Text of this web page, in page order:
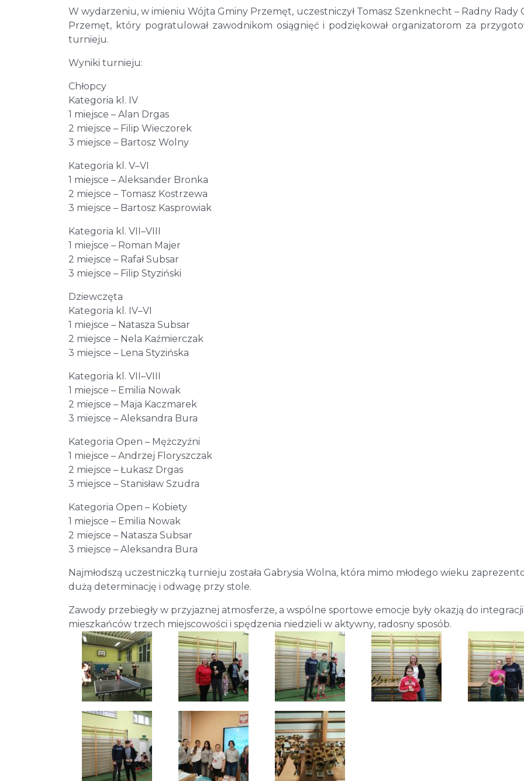
W wydarzeniu, w imieniu Wójta Gminy Przemęt, uczestniczył Tomasz Szenknecht – Radny Rady
Przemęt, który pogratulował zawodnikom osiągnięć i podziękował organizatorom za
turnieju.
Wyniki turnieju:
Chłopcy
Kategoria kl. IV
1 miejsce – Alan Drgas
2 miejsce – Filip Wieczorek
3 miejsce – Bartosz Wolny
Kategoria kl. V–VI
1 miejsce – Aleksander Bronka
2 miejsce – Tomasz Kostrzewa
3 miejsce – Bartosz Kasprowiak
Kategoria kl. VII–VIII
1 miejsce – Roman Majer
2 miejsce – Rafał Subsar
3 miejsce – Filip Styziński
Dziewczęta
Kategoria kl. IV–VI
1 miejsce – Natasza Subsar
2 miejsce – Nela Kaźmierczak
3 miejsce – Lena Styzińska
Kategoria kl. VII–VIII
1 miejsce – Emilia Nowak
2 miejsce – Maja Kaczmarek
3 miejsce – Aleksandra Bura
Kategoria Open – Mężczyźni
1 miejsce – Andrzej Floryszczak
2 miejsce – Łukasz Drgas
3 miejsce – Stanisław Szudra
Kategoria Open – Kobiety
1 miejsce – Emilia Nowak
2 miejsce – Natasza Subsar
3 miejsce – Aleksandra Bura
Najmłodszą uczestniczką turnieju została Gabrysia Wolna, która mimo młodego wieku
dużą determinację i odwagę przy stole.
Zawody przebiegły w przyjaznej atmosferze, a wspólne sportowe emocje były okazją do integracji
mieszkańców trzech miejscowości i spędzenia niedzieli w aktywny, radosny sposób.